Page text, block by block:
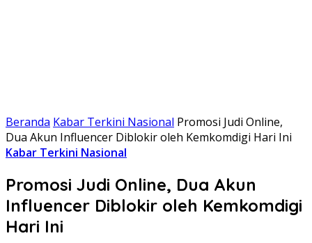
Beranda Kabar Terkini Nasional Promosi Judi Online,
Dua Akun Influencer Diblokir oleh Kemkomdigi Hari Ini
Kabar Terkini Nasional
Promosi Judi Online, Dua Akun
Influencer Diblokir oleh Kemkomdigi
Hari Ini